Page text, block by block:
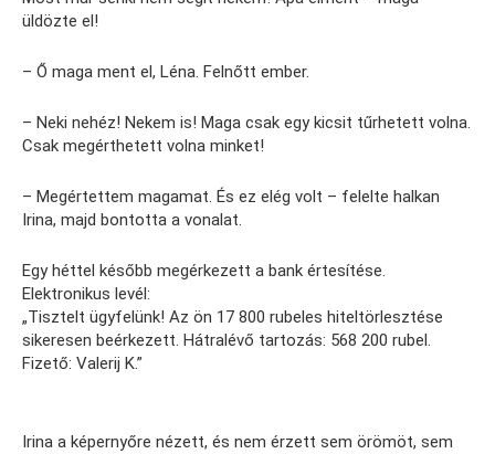
üldözte el!
– Ő maga ment el, Léna. Felnőtt ember.
– Neki nehéz! Nekem is! Maga csak egy kicsit tűrhetett volna.
Csak megérthetett volna minket!
– Megértettem magamat. És ez elég volt – felelte halkan
Irina, majd bontotta a vonalat.
Egy héttel később megérkezett a bank értesítése.
Elektronikus levél:
„Tisztelt ügyfelünk! Az ön 17 800 rubeles hiteltörlesztése
sikeresen beérkezett. Hátralévő tartozás: 568 200 rubel.
Fizető: Valerij K.”
Irina a képernyőre nézett, és nem érzett sem örömöt, sem